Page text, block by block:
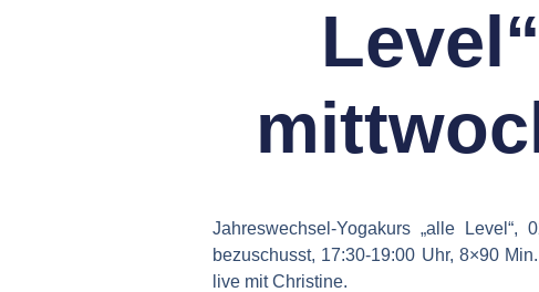
Jahreswechsel-Yogakurs „alle Level“,
bezuschusst, 17:30-19:00 Uhr, 8×90
live mit Christine.